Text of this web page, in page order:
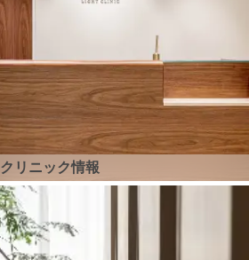
クリニック情報